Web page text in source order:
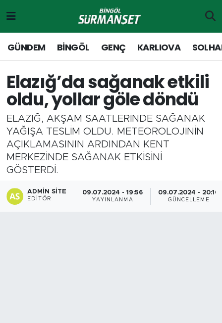
GÜNDEM BİNGÖL GENÇ KARLIOVA
Elazığ’da sağanak etkili
oldu, yollar göle döndü
ELAZIĞ, AKŞAM SAATLERİNDE SAĞANAK
YAĞIŞA TESLİM OLDU. METEOROLOJİNİN
AÇIKLAMASININ ARDINDAN KENT
MERKEZİNDE SAĞANAK ETKİSİNİ
GÖSTERDİ.
ADMIN SITE
EDITÖR
09.07.2024 - 19:56
YAYINLANMA
09.07.2024 - 20:10
GÜNCELLEME
Genç
Solhan
Karlıova
Adaklı-Kiğı
Yayladere-Yedisu
MD Prestij Dergisi
Merkez Hava Durumu
Merkez Trafik Yoğunluk Haritası
Süper Lig Puan Durumu ve Fikstür
Tüm Manşetler
Son Dakika Haberleri
Haber Arşivi